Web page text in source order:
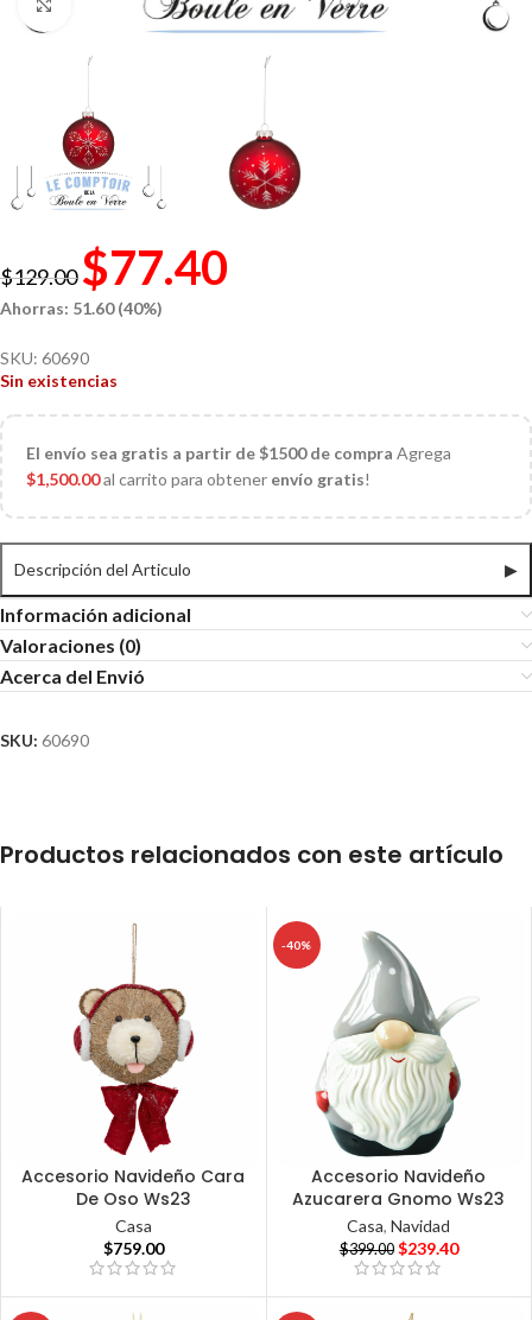
Click to enlarge
$129.00 $77.40
Ahorras: 51.60 (40%)
SKU: 60690
Sin existencias
El envío sea gratis a partir de $1500 de compra Agrega
$1,500.00al carrito para obtener envío gratis!
Descripción del Articulo ▶
Información adicional
Valoraciones (0)
Acerca del Envió
SKU: 60690
Productos relacionados con este artículo
Accesorio Navideño Cara
De Oso Ws23
Casa
$759.00
-40%
Accesorio Navideño
Azucarera Gnomo Ws23
Casa,Navidad
$399.00 $239.40